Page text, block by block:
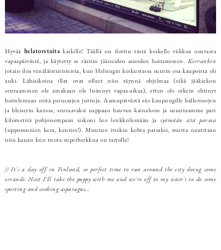
Hyvää helatorstaitakaikille! Täällä on iloittu tästä keskelle viikkoa osuvasta
vapaapäivästä, ja käytetty se rästiin jääneiden asioiden hoitamiseen. Kerrankin
jotain iloa venäläisturisteista, kun Helsingin keskustassa suurin osa kaupoista oli
auki. Lähiaikoina illat ovat olleet niin täynnä ohjelmaa (eikä jääkiekon
seuraaminen ole ainakaan ole lisännyt vapaa-aikaa), etten ole oikein ehtinyt
hoitelemaan niitä perusarjen juttuja. Aamupäivästä siis kaupungille ballerinojen
ja bleiserin kanssa, seuraavaksi nappaan hauvan kainaloon ja suuntaamme pari
kilometriä pohjoisempaan siskoni luo lenkkeilemään jasyömään sitä parsaa
(uppomunien kera, kenties!). Muutun itsekin kohta parsaksi, mutta nautitaan
niin kauan kun tuota superherkkua on tarjolla!
// It's a day off in Finland, so perfect time to run around the city doing some
errands. Next I'll take the puppy with me and we're off to my sister's to do some
sporting and cooking asparagus...